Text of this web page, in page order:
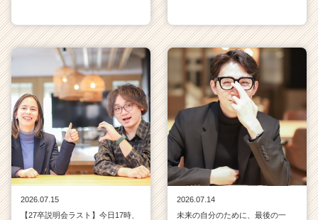
2026.07.15
【27卒説明会ラスト】今日17時、
2026.07.14
未来の自分のために、最後の一